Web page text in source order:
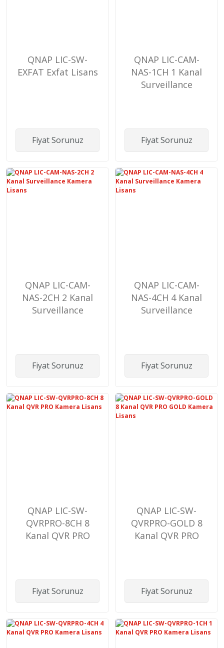
QNAP LIC-SW-
EXFAT Exfat Lisans
Fiyat Sorunuz
QNAP LIC-CAM-
NAS-1CH 1 Kanal
Surveillance
Fiyat Sorunuz
QNAP LIC-CAM-
NAS-2CH 2 Kanal
Surveillance
Fiyat Sorunuz
QNAP LIC-CAM-
NAS-4CH 4 Kanal
Surveillance
Fiyat Sorunuz
QNAP LIC-SW-
QVRPRO-8CH 8
Kanal QVR PRO
Fiyat Sorunuz
QNAP LIC-SW-
QVRPRO-GOLD 8
Kanal QVR PRO
Fiyat Sorunuz